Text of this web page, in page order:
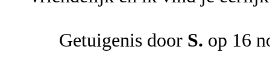
Getuigenis door S. op 16